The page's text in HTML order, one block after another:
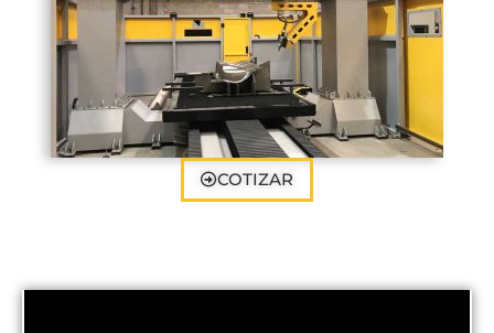
COTIZAR